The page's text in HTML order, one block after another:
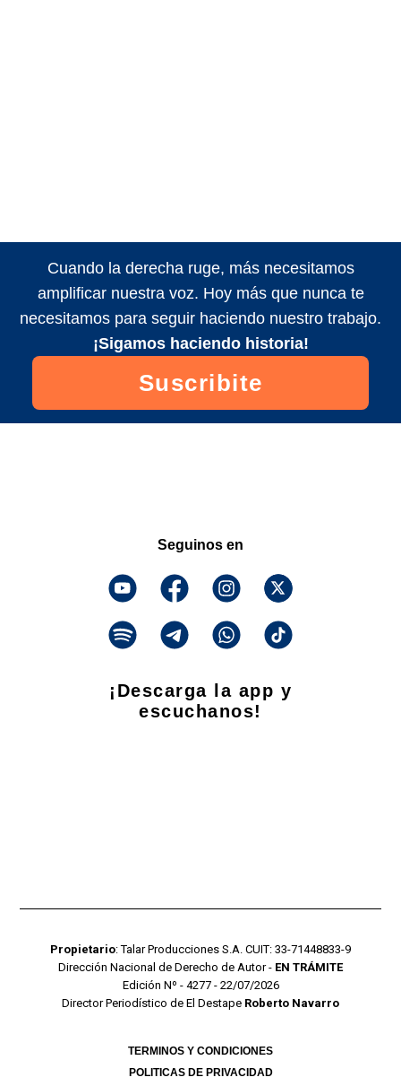
Cuando la derecha ruge, más necesitamos
amplificar nuestra voz. Hoy más que nunca te
necesitamos para seguir haciendo nuestro trabajo.
¡Sigamos haciendo historia!
Suscribite
Seguinos en
¡Descarga la app y
escuchanos!
Propietario: Talar Producciones S.A. CUIT: 33-71448833-9
Dirección Nacional de Derecho de Autor - EN TRÁMITE
Edición Nº - 4277 - 22/07/2026
Director Periodístico de El Destape Roberto Navarro
TERMINOS Y CONDICIONES
POLITICAS DE PRIVACIDAD